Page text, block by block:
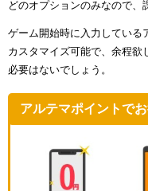
どのオプションのみなので、
ゲーム開始時に入力している
カスタマイズ可能で、余程欲
必要はないでしょう。
アルテマポイントでお